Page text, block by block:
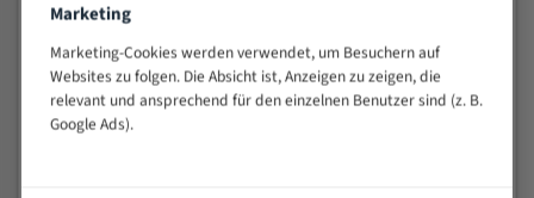
Technische Beschreibung:
Positiver Spanwinkel
Bandkörper aus hochlegiertem Federstahl
Legierte HSS-beschichtete Zahnspitzen
Marketing
Marketing-Cookies werden verwendet, um Besuchern auf
Websites zu folgen. Die Absicht ist, Anzeigen zu zeigen, die
relevant und ansprechend für den einzelnen Benutzer sind (z. B.
Google Ads).